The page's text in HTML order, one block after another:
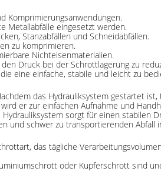
Komprimierungsanwendungen.
Metallabfälle eingesetzt werden.
Stanzabfällen und Schneidabfällen.
zu komprimieren.
Nichteisenmaterialien.
Druck bei der Schrottlagerung zu
eine einfache, stabile und leicht zu
das Hydrauliksystem gestartet
er zur einfachen Aufnahme und
sorgt für einen stabilen
schwer zu transportierenden Abfall
das tägliche
oder Kupferschrott sind